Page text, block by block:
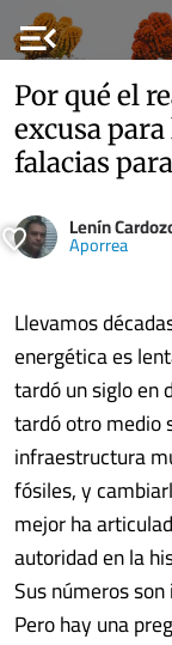
menu_open
Por qué el
excusa
falacias
Lenín
Aporrea
Llevamos
energética es
tardó un siglo en
tardó otro medio
infraestructura
fósiles, y
mejor ha
autoridad en la
Sus números
Pero hay una